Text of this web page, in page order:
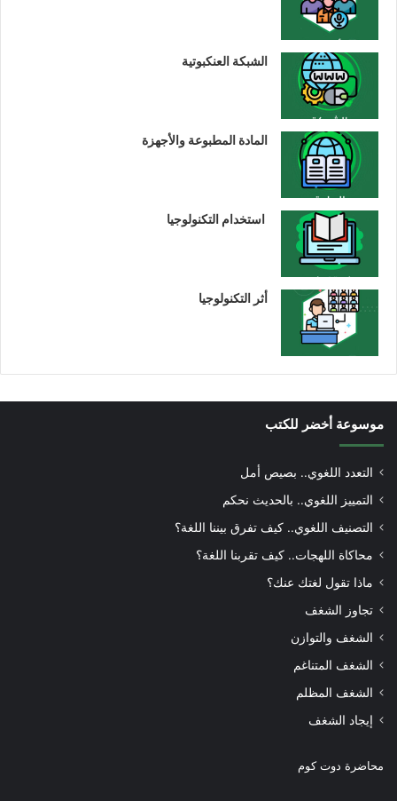
الشبكة العنكبوتية
المادة المطبوعة والأجهزة
استخدام التكنولوجيا
أثر التكنولوجيا
موسوعة أخضر للكتب
التعدد اللغوي.. بصيص أمل
التمييز اللغوي.. بالحديث نحكم
التصنيف اللغوي.. كيف تفرق بيننا اللغة؟
محاكاة اللهجات.. كيف تقربنا اللغة؟
ماذا تقول لغتك عنك؟
تجاوز الشغف
الشغف والتوازن
الشغف المتناغم
الشغف المظلم
إيجاد الشغف
محاضرة دوت كوم